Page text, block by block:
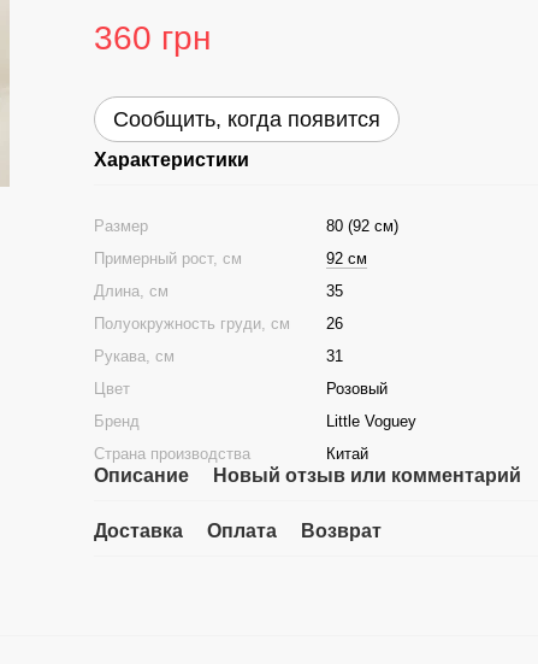
360 грн
Сообщить, когда появится
Характеристики
Размер
80 (92 см)
Примерный рост, см
92 см
Длина, см
35
Полуокружность груди, см
26
Рукава, см
31
Цвет
Розовый
Бренд
Little Voguey
Страна производства
Китай
Описание Новый отзыв или комментарий
Доставка Оплата Возврат